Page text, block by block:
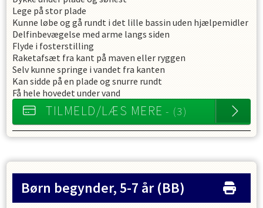
Lege på stor plade
Kunne løbe og gå rundt i det lille bassin uden hjælpemidler
Delfinbevægelse med arme langs siden
Flyde i fosterstilling
Raketafsæt fra kant på maven eller ryggen
Selv kunne springe i vandet fra kanten
Kan sidde på en plade og snurre rundt
Få hele hovedet under vand
TILMELD/LÆS MERE - (3)
Børn begynder, 5-7 år (BB)